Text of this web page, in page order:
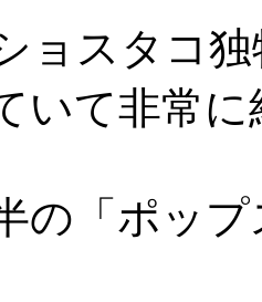
ョスタコ
いて非常
の「ポッ